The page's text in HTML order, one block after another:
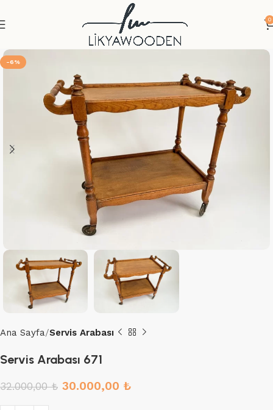
0
-6%
Ana Sayfa Servis Arabası
Servis Arabası 671
32.000,00₺ 30.000,00 ₺